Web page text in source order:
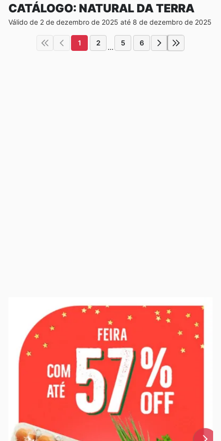
CATÁLOGO: NATURAL DA TERRA
Válido de 2 de dezembro de 2025 até 8 de dezembro de 2025
1 2 ... 5 6